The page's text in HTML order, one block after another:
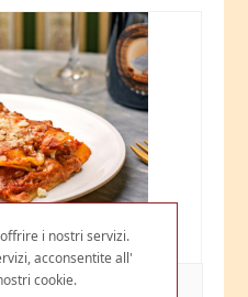
DI BUFALO AL
i nostri servizi.
acconsentite all'
cookie.